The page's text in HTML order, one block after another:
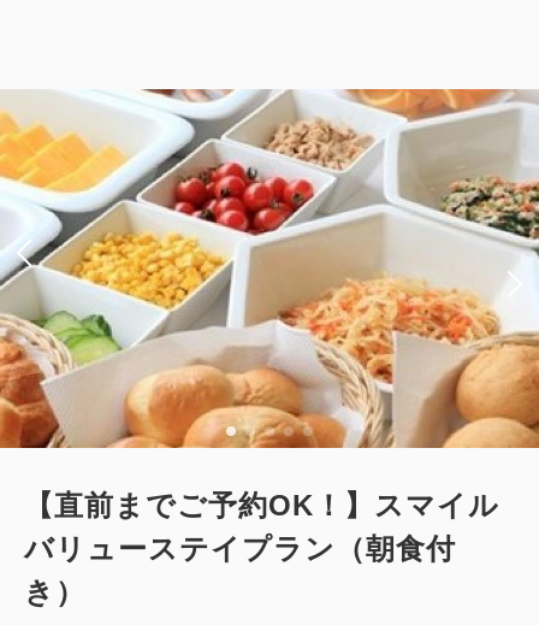
【直前までご予約OK！】スマイル
バリューステイプラン（朝食付
き）